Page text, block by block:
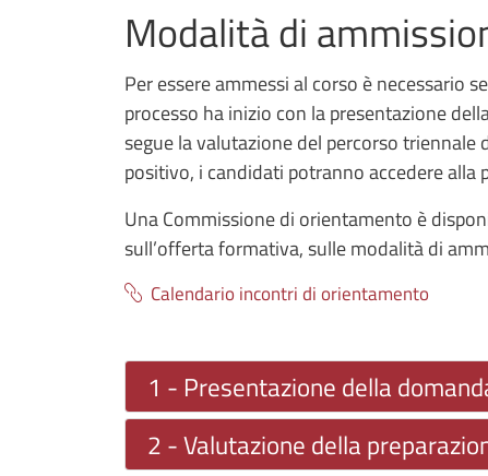
Modalità di
Per essere ammessi al corso è necessario
processo ha inizio con la presentazione
segue la valutazione del percorso triennale
positivo, i candidati potranno accedere
Una Commissione di orientamento è
sull’offerta formativa, sulle modalità di
Calendario incontri di orientamento
1 - Presentazione della
2 - Valutazione della